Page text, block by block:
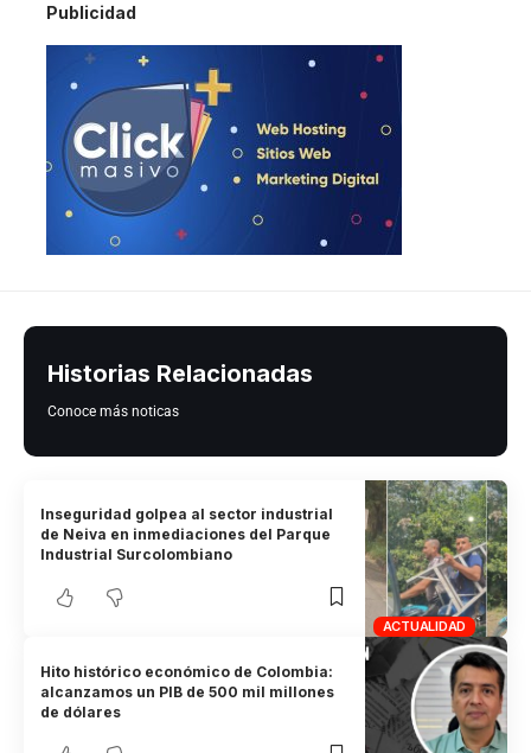
Publicidad
Historias Relacionadas
Conoce más noticas
ACTUALIDAD
Inseguridad golpea al sector industrial
de Neiva en inmediaciones del Parque
Industrial Surcolombiano
Hito histórico económico de Colombia:
alcanzamos un PIB de 500 mil millones
de dólares